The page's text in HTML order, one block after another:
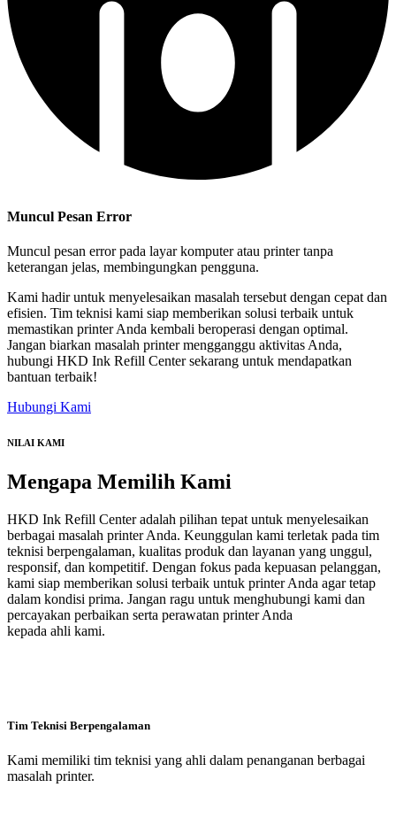
Muncul Pesan Error
Muncul pesan error pada layar komputer atau printer tanpa
keterangan jelas, membingungkan pengguna.
Kami hadir untuk menyelesaikan masalah tersebut dengan cepat dan
efisien. Tim teknisi kami siap memberikan solusi terbaik untuk
memastikan printer Anda kembali beroperasi dengan optimal.
Jangan biarkan masalah printer mengganggu aktivitas Anda,
hubungi HKD Ink Refill Center sekarang untuk mendapatkan
bantuan terbaik!
Hubungi Kami
NILAI KAMI
Mengapa Memilih Kami
HKD Ink Refill Center adalah pilihan tepat untuk menyelesaikan
berbagai masalah printer Anda. Keunggulan kami terletak pada tim
teknisi berpengalaman, kualitas produk dan layanan yang unggul,
responsif, dan kompetitif. Dengan fokus pada kepuasan pelanggan,
kami siap memberikan solusi terbaik untuk printer Anda agar tetap
dalam kondisi prima. Jangan ragu untuk menghubungi kami dan
percayakan perbaikan serta perawatan printer Anda
kepada ahli kami.
Tim Teknisi Berpengalaman
Kami memiliki tim teknisi yang ahli dalam penanganan berbagai
masalah printer.